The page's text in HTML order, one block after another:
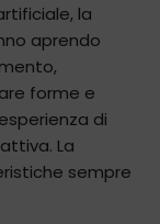
la
aprendo
forme e
di
La
sempre